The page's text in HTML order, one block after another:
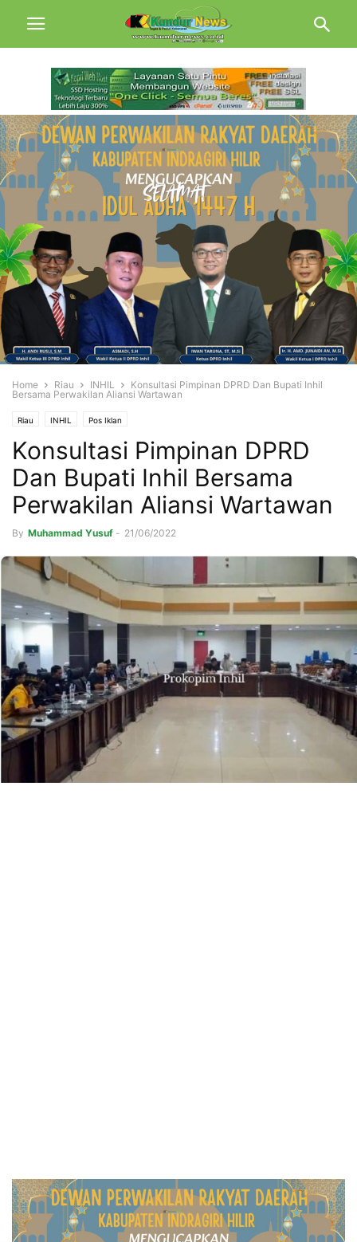
Home Riau INHIL
Konsultasi Pimpinan DPRD Dan Bupati Inhil
Bersama Perwakilan Aliansi Wartawan
Riau INHIL Pos Iklan
Konsultasi Pimpinan DPRD
Dan Bupati Inhil Bersama
Perwakilan Aliansi Wartawan
By Muhammad Yusuf - 21/06/2022